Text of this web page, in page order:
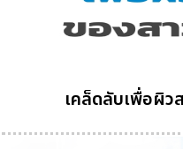
เคล็ดลับเพื่อผิว